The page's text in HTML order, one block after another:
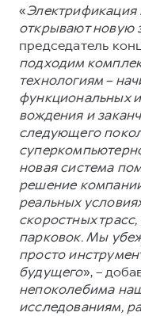
«Электрификация
открывают новую
председатель
подходим
технологиям –
функциональных
вождения и
следующего
новая система
решение
реальных
скоростных
парковок. Мы
просто
будущего», –
непоколебима
исследованиям,